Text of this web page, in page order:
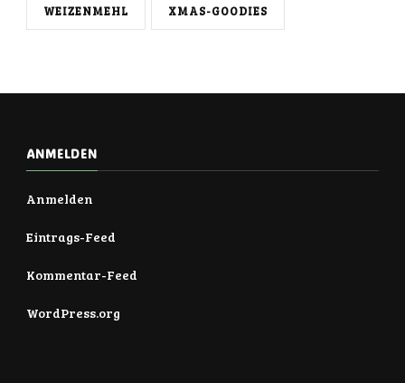
WEIZENMEHL XMAS-GOODIES
ANMELDEN
Anmelden
Eintrags-Feed
Kommentar-Feed
WordPress.org